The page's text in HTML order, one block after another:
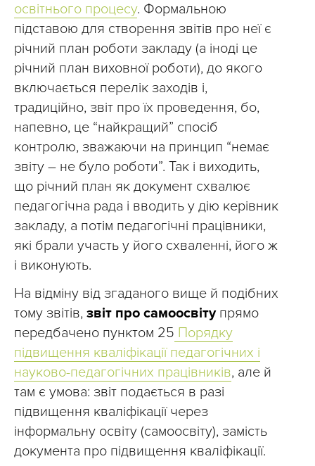
освітнього процесу. Формальною
підставою для створення звітів про неї є
річний план роботи закладу (а іноді це
річний план виховної роботи), до якого
включається перелік заходів і,
традиційно, звіт про їх проведення, бо,
напевно, це “найкращий” спосіб
контролю, зважаючи на принцип “немає
звіту – не було роботи”. Так і виходить,
що річний план як документ схвалює
педагогічна рада і вводить у дію керівник
закладу, а потім педагогічні працівники,
які брали участь у його схваленні, його ж
і виконують.
На відміну від згаданого вище й подібних
тому звітів, звіт про самоосвітупрямо
передбачено пунктом 25 Порядку
підвищення кваліфікації педагогічних і
науково-педагогічних працівників, але й
там є умова: звіт подається в разі
підвищення кваліфікації через
інформальну освіту (самоосвіту), замість
документа про підвищення кваліфікації.